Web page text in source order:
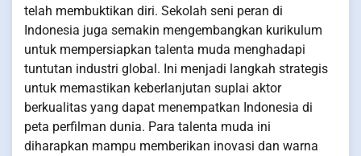
telah membuktikan diri. Sekolah seni peran di
Indonesia juga semakin mengembangkan kurikulum
untuk mempersiapkan talenta muda menghadapi
tuntutan industri global. Ini menjadi langkah strategis
untuk memastikan keberlanjutan suplai aktor
berkualitas yang dapat menempatkan Indonesia di
peta perfilman dunia. Para talenta muda ini
diharapkan mampu memberikan inovasi dan warna